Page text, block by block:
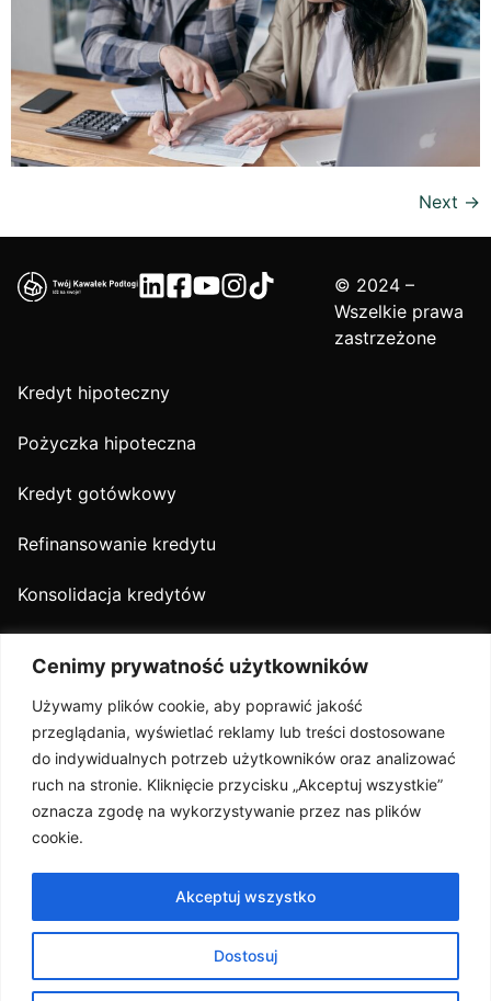
Cenimy prywatność użytkowników
Używamy plików cookie, aby poprawić jakość
przeglądania, wyświetlać reklamy lub treści dostosowane
do indywidualnych potrzeb użytkowników oraz analizować
ruch na stronie. Kliknięcie przycisku „Akceptuj wszystkie”
oznacza zgodę na wykorzystywanie przez nas plików
cookie.
Dostosuj
Akceptuj wszystko
Next →
© 2024 –
Wszelkie prawa
zastrzeżone
Kredyt hipoteczny
Pożyczka hipoteczna
Kredyt gotówkowy
Refinansowanie kredytu
Konsolidacja kredytów
O nas
Oferta
Partnerzy
Opinie